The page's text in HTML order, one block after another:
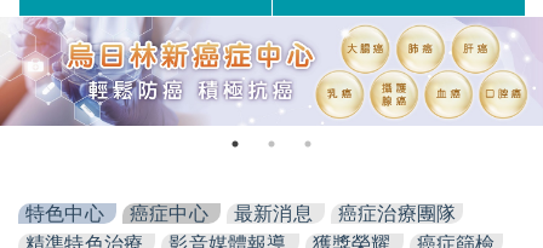
特色中心 癌症中心 最新消息
癌症治療團隊
精準特色治療
影音媒體報導 獲獎榮耀
癌症篩檢